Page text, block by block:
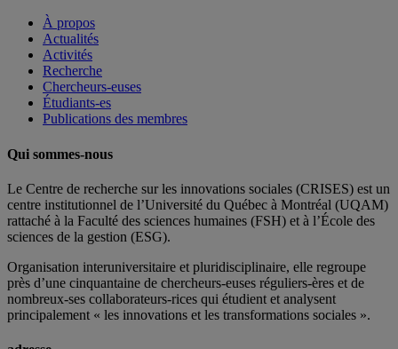
À propos
Actualités
Activités
Recherche
Chercheurs-euses
Étudiants-es
Publications des membres
Qui sommes-nous
Le Centre de recherche sur les innovations sociales (CRISES) est un
centre institutionnel de l’Université du Québec à Montréal (UQAM)
rattaché à la Faculté des sciences humaines (FSH) et à l’École des
sciences de la gestion (ESG).
Organisation interuniversitaire et pluridisciplinaire, elle regroupe
près d’une cinquantaine de chercheurs-euses réguliers-ères et de
nombreux-ses collaborateurs-rices qui étudient et analysent
principalement « les innovations et les transformations sociales ».